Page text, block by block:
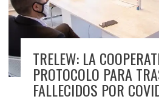
TRELEW: LA
PROTOCOLO PARA
FALLECIDOS POR